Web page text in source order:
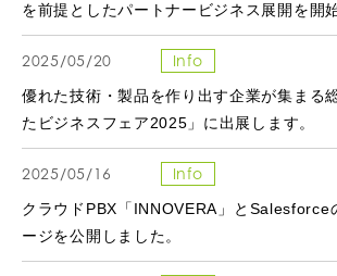
を前提としたパートナービジネス展開を開
2025/05/20 Info
優れた技術・製品を作り出す企業が集まる
たビジネスフェア2025」に出展します。
2025/05/16 Info
クラウドPBX「INNOVERA」とSalesforce
ージを公開しました。